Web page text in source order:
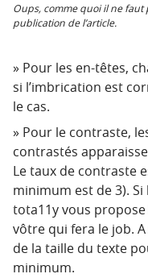
Oups, comme quoi il ne faut
publication de l’article.
Pour les en-têtes,
si l’imbrication est
le cas.
Pour le contraste,
contrastés
Le taux de contraste
minimum est de 3).
tota11y vous
vôtre qui fera le job.
de la taille du texte
minimum.